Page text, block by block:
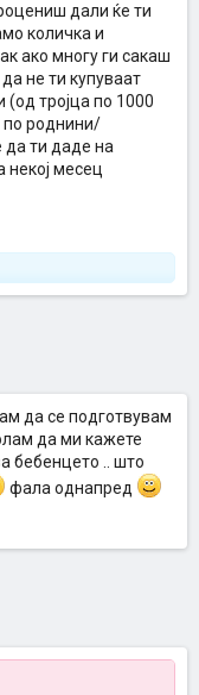
дали ќе ти
количка и
ако многу ги сакаш
не ти купуваат
(од тројца по 1000
по роднини/
да ти даде на
некој месец
да се подготвувам
да ми кажете
бебенцето .. што
фала однапред